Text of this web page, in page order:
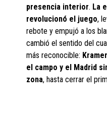
presencia interior. La
revolucionó el juego,
rebote y empujó a los
cambió el sentido del
más reconocible:
el campo y el Madrid
zona, hasta cerrar el